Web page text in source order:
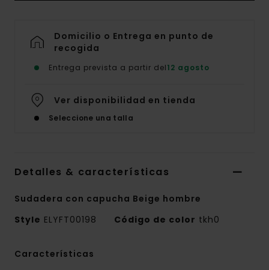
Domicilio o Entrega en punto de
recogida
Entrega prevista a partir del12 agosto
Ver disponibilidad en tienda
Seleccione una talla
Detalles & características
Sudadera con capucha Beige hombre
Style ELYFT00198 Código de color tkh0
Características